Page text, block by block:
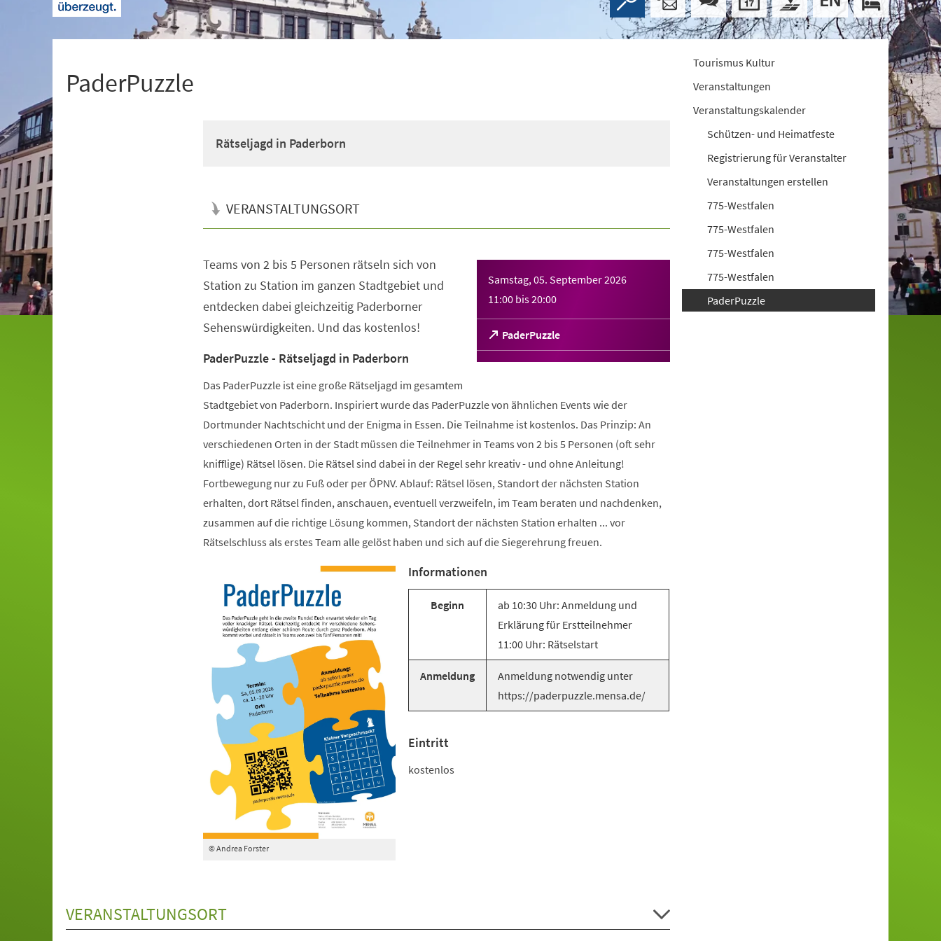
PaderPuzzle
Rätseljagd in Paderborn
VERANSTALTUNGSORT
Samstag, 05. September 2026
11:00 bis20:00
PaderPuzzle
(Öffnet
in
einem
Teams von 2 bis 5 Personen rätseln sich von
Station zu Station im ganzen Stadtgebiet und
entdecken dabei gleichzeitig Paderborner
Sehenswürdigkeiten. Und das kostenlos!
PaderPuzzle - Rätseljagd in Paderborn
Das PaderPuzzle ist eine große Rätseljagd im gesamtem
Stadtgebiet von Paderborn. Inspiriert wurde das PaderPuzzle von ähnlichen Events wie der
Dortmunder Nachtschicht und der Enigma in Essen. Die Teilnahme ist kostenlos. Das Prinzip: An
verschiedenen Orten in der Stadt müssen die Teilnehmer in Teams von 2 bis 5 Personen (oft sehr
knifflige) Rätsel lösen. Die Rätsel sind dabei in der Regel sehr kreativ - und ohne Anleitung!
Fortbewegung nur zu Fuß oder per ÖPNV. Ablauf: Rätsel lösen, Standort der nächsten Station
erhalten, dort Rätsel finden, anschauen, eventuell verzweifeln, im Team beraten und nachdenken,
zusammen auf die richtige Lösung kommen, Standort der nächsten Station erhalten ... vor
Rätselschluss als erstes Team alle gelöst haben und sich auf die Siegerehrung freuen.
© Andrea Forster
Informationen
Beginn
ab 10:30 Uhr: Anmeldung und
Erklärung für Erstteilnehmer
11:00 Uhr: Rätselstart
Anmeldung
Anmeldung notwendig unter
https://paderpuzzle.mensa.de/
Eintritt
kostenlos
VERANSTALTUNGSORT
Tourismus Kultur
Veranstaltungen
Veranstaltungskalender
Schützen- und Heimatfeste
Registrierung für Veranstalter
Veranstaltungen erstellen
775-Westfalen
775-Westfalen
775-Westfalen
775-Westfalen
PaderPuzzle